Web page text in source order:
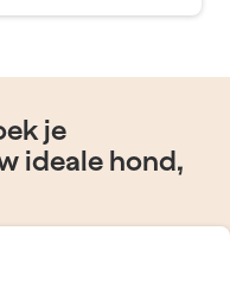
je
ideale hond,